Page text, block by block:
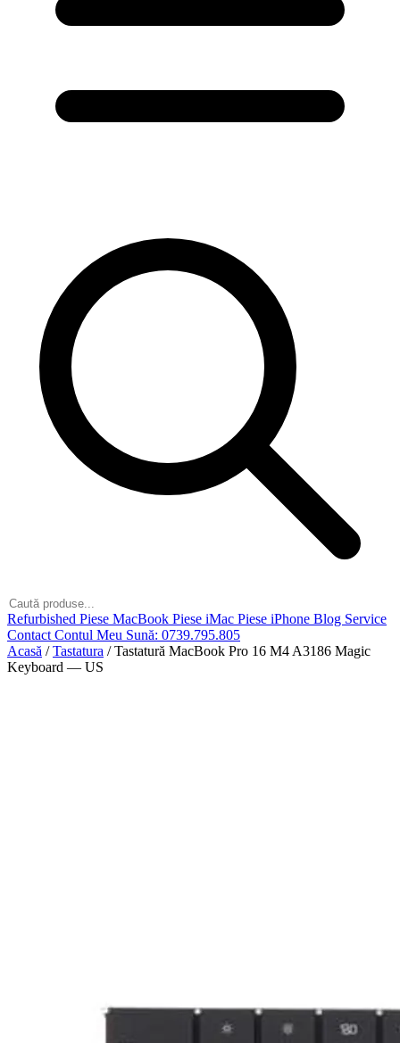
Refurbished Piese MacBook Piese iMac Piese iPhone Blog Service
Contact Contul Meu Sună: 0739.795.805
Acasă / Tastatura / Tastatură MacBook Pro 16 M4 A3186 Magic
Keyboard — US